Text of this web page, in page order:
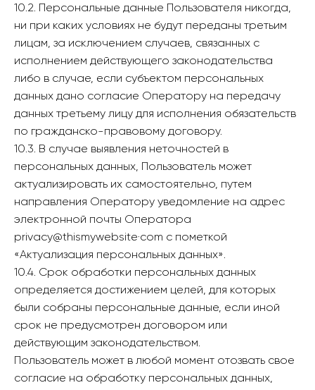
10.2. Персональные данные Пользователя никогда,
ни при каких условиях не будут переданы третьим
лицам, за исключением случаев, связанных с
исполнением действующего законодательства
либо в случае, если субъектом персональных
данных дано согласие Оператору на передачу
данных третьему лицу для исполнения обязательств
по гражданско-правовому договору.
10.3. В случае выявления неточностей в
персональных данных, Пользователь может
актуализировать их самостоятельно, путем
направления Оператору уведомление на адрес
электронной почты Оператора
privacy@thismywebsite·com с пометкой
«Актуализация персональных данных».
10.4. Срок обработки персональных данных
определяется достижением целей, для которых
были собраны персональные данные, если иной
срок не предусмотрен договором или
действующим законодательством.
Пользователь может в любой момент отозвать свое
согласие на обработку персональных данных,